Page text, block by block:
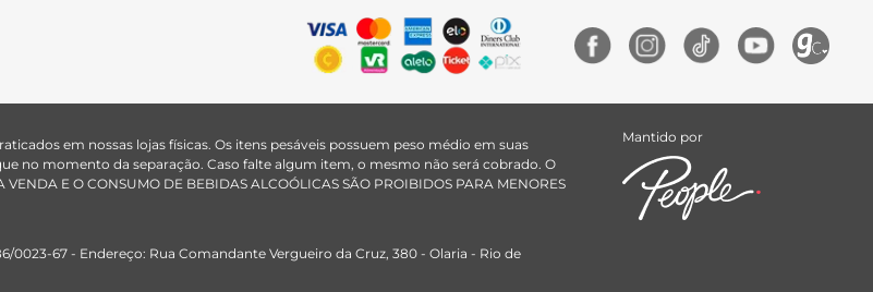
em nossas lojas físicas. Os itens pesáveis possuem peso médio em suas
no momento da separação. Caso falte algum item, o mesmo não será cobrado. O
E O CONSUMO DE BEBIDAS ALCOÓLICAS SÃO PROIBIDOS PARA MENORES
0023-67 - Endereço: Rua Comandante Vergueiro da Cruz, 380 - Olaria - Rio de
Mantido por